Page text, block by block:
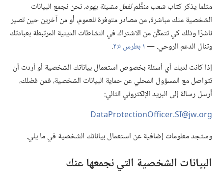
مثلما يذكر كتابشعب منظَّم لفعل مشيئة يهوه،‏نحن نجمع البيانات
الشخصية منك مباشرة،‏ من مصادر متوفرة للعموم،‏ أو من آخرين حين تصير
ناشرًا وذلك كي تتمكَّن من الاشتراك في النشاطات الدينية المرتبطة بعبادتك
وتنال الدعم الروحي.‏ —‏١ بطرس ٥:‏٢
‏.‏
إذا كانت لديك أي أسئلة بخصوص استعمال بياناتك الشخصية أو أردت أن
تتواصل مع المسؤول المحلي عن حماية البيانات الشخصية،‏ فمن فضلك،‏
أرسل رسالة إلى البريد الإلكتروني التالي:‏
DataProtectionOfficer.‎SI@jw.‎org
وستجد معلومات إضافية عن استعمال بياناتك الشخصية في ما يلي.‏
البيانات الشخصية التي نجمعها عنك